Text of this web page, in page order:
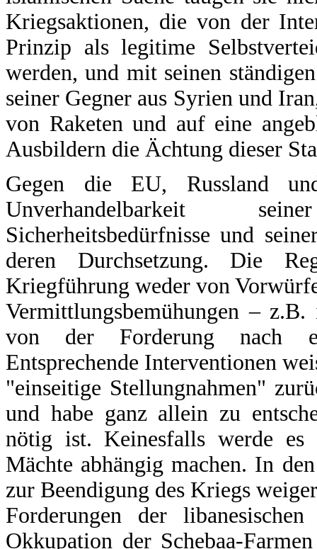
Kriegsaktionen, die von der
Prinzip als legitime
werden, und mit seinen
seiner Gegner aus Syrien und
von Raketen und auf eine
Ausbildern die Ächtung dieser
Gegen die EU, Russland
Unverhandelbarkeit
Sicherheitsbedürfnisse und
deren Durchsetzung. Die
Kriegführung weder von
Vermittlungsbemühungen – z.B.
von der Forderung nach
Entsprechende Interventionen
"einseitige Stellungnahmen"
und habe ganz allein zu
nötig ist. Keinesfalls werde es
Mächte abhängig machen. In
zur Beendigung des Kriegs
Forderungen der
Okkupation der Schebaa-